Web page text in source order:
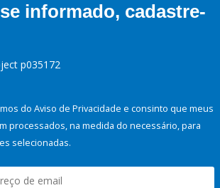
informado, cadastre-
p035172
do Aviso de Privacidade e consinto que meus
processados, na medida do necessário, para
selecionadas.